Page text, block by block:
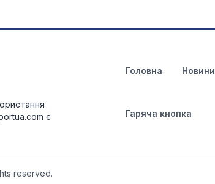
є
Головна Новини
Гаряча кнопка
reserved.